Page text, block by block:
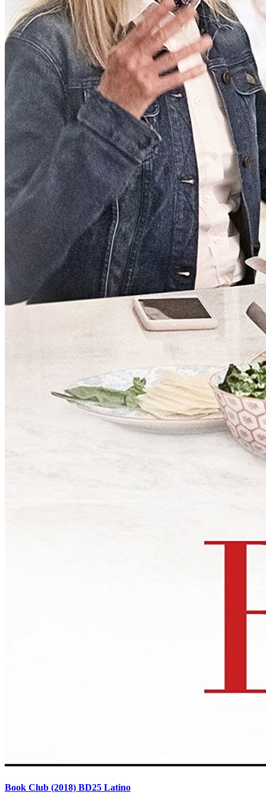
Book Club (2018) BD25 Latino